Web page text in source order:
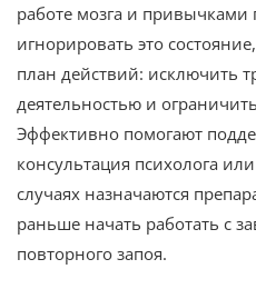
работе мозга и
игнорировать это
план действий: исключить
деятельностью и
Эффективно помогают
консультация психолога
случаях назначаются
раньше начать работать с
повторного запоя.